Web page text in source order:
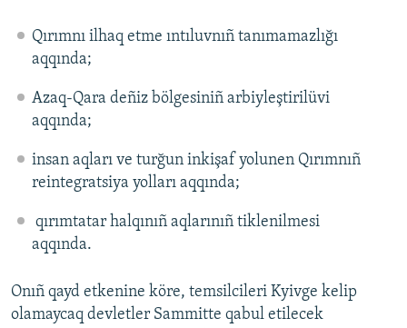
Qırımnı ilhaq etme ıntıluvnıñ tanımamazlığı
aqqında;
Azaq-Qara deñiz bölgesiniñ arbiyleştirilüvi
aqqında;
insan aqları ve turğun inkişaf yolunen Qırımnıñ
reintegratsiya yolları aqqında;
qırımtatar halqınıñ aqlarınıñ tiklenilmesi
aqqında.
Onıñ qayd etkenine köre, temsilcileri Kyivge kelip
olamaycaq devletler Sammitte qabul etilecek